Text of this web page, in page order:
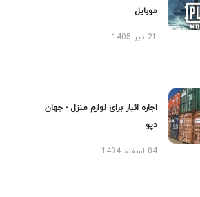
موبایل
21 تیر 1405
اجاره انبار برای لوازم منزل - جهان
دپو
04 اسفند 1404